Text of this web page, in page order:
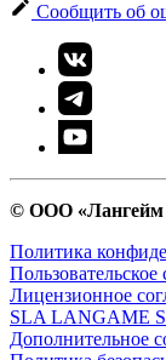
Сообщить об
© ООО «Лангейм
Политика
Пользовательское
Лицензионное
SLA LANGAME
Дополнительное